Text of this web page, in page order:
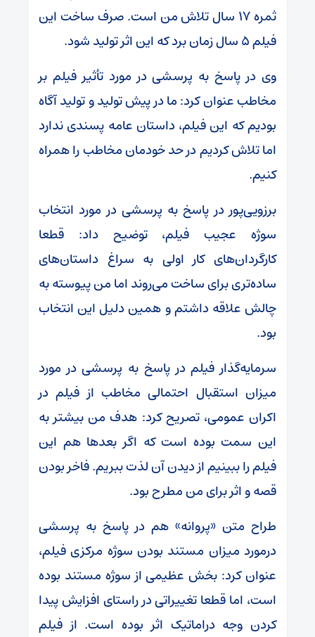
ثمره ۱۷ سال تلاش من است. صرف ساخت این
فیلم ۵ سال زمان برد که این اثر تولید شود.
وی در پاسخ به پرسشی در مورد تأثیر فیلم بر
مخاطب عنوان کرد: ما در پیش تولید و تولید آگاه
بودیم که این فیلم، داستان عامه پسندی ندارد
اما تلاش کردیم در حد خودمان مخاطب را همراه
کنیم.
برزویی‌پور در پاسخ به پرسشی در مورد انتخاب
سوژه عجیب فیلم، توضیح داد: قطعا
کارگردان‌های کار اولی به سراغ داستان‌های
ساده‌تری برای ساخت می‌روند اما من پیوسته به
چالش علاقه داشتم و همین دلیل این انتخاب
بود.
سرمایه‌گذار فیلم در پاسخ به پرسشی در مورد
میزان استقبال احتمالی مخاطب از فیلم در
اکران عمومی، تصریح کرد: هدف من بیشتر به
این سمت بوده است که اگر بعدها هم این
فیلم را ببینیم از دیدن آن لذت ببریم. فاخر بودن
قصه و اثر برای من مطرح بود.
طراح متن «پروانه» هم در پاسخ به پرسشی
درمورد میزان مستند بودن سوژه مرکزی فیلم،
عنوان کرد: بخش عظیمی از سوژه مستند بوده
است، اما قطعا تغییراتی در راستای افزایش پیدا
کردن وجه دراماتیک اثر بوده است. از فیلم